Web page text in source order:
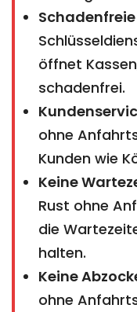
öffnet
schadenfrei.
ohne
Kunden wie
Keine
Rust ohne
die
halten.
Keine
ohne